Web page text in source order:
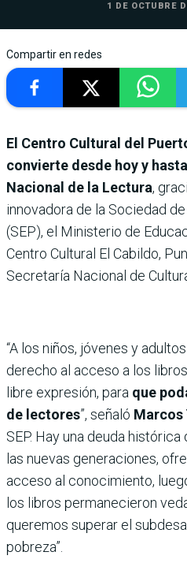
1 DE OCTUBRE
Compartir en redes
El Centro Cultural del
convierte desde hoy y
Nacional de la Lectura,
innovadora de la Sociedad
(SEP), el Ministerio de
Centro Cultural El Cabildo,
Secretaría Nacional de
“A los niños, jóvenes y
derecho al acceso a los
libre expresión, para que
de lectores”, señaló Marcos
SEP. Hay una deuda
las nuevas generaciones,
acceso al conocimiento,
los libros permanecieron
queremos superar el
pobreza”.